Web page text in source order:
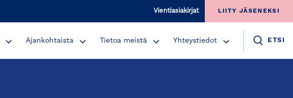
Vientiasiakirjat LIITY JÄSENEKSI
Ajankohtaista Tietoa meistä Yhteystiedot ETSI